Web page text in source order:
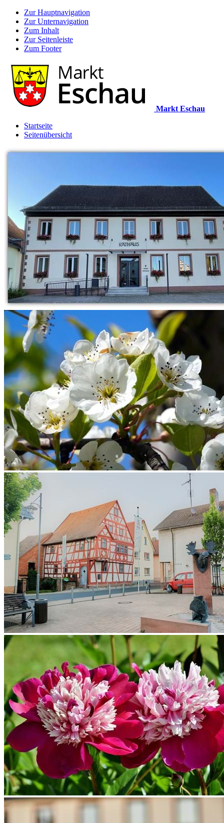
Zur Hauptnavigation
Zur Unternavigation
Zum Inhalt
Zur Seitenleiste
Zum Footer
Markt Eschau
Startseite
Seitenübersicht